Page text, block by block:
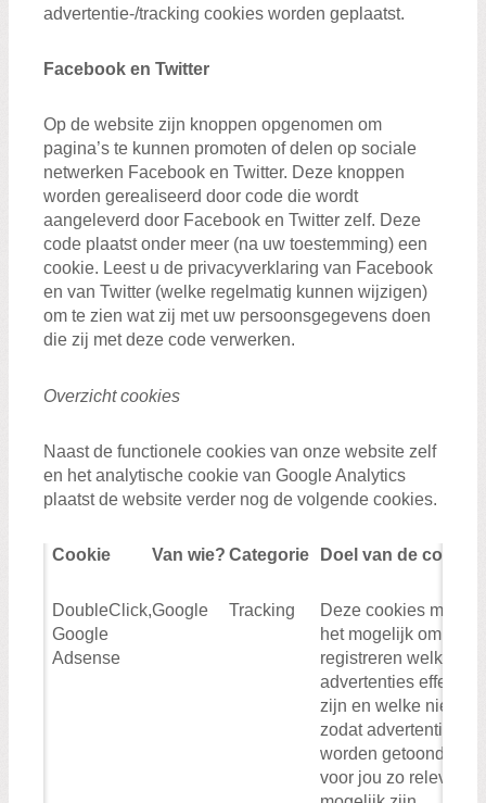
advertentie-/tracking cookies worden geplaatst.
Facebook en Twitter
Op de website zijn knoppen opgenomen om
pagina’s te kunnen promoten of delen op sociale
netwerken Facebook en Twitter. Deze knoppen
worden gerealiseerd door code die wordt
aangeleverd door Facebook en Twitter zelf. Deze
code plaatst onder meer (na uw toestemming) een
cookie. Leest u de privacyverklaring van Facebook
en van Twitter (welke regelmatig kunnen wijzigen)
om te zien wat zij met uw persoonsgegevens doen
die zij met deze code verwerken.
Overzicht cookies
Naast de functionele cookies van onze website zelf
en het analytische cookie van Google Analytics
plaatst de website verder nog de volgende cookies.
Cookie Van wie? Categorie Doel van de cookie
DoubleClick,
Google
Adsense
Google Tracking
Deze cookies maken
het mogelijk om te
registreren welke
advertenties effectief
zijn en welke niet,
zodat advertenties
worden getoond die
voor jou zo relevant